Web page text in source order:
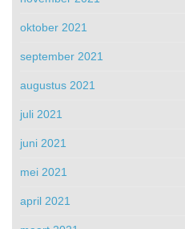
oktober 2021
september 2021
augustus 2021
juli 2021
juni 2021
mei 2021
april 2021